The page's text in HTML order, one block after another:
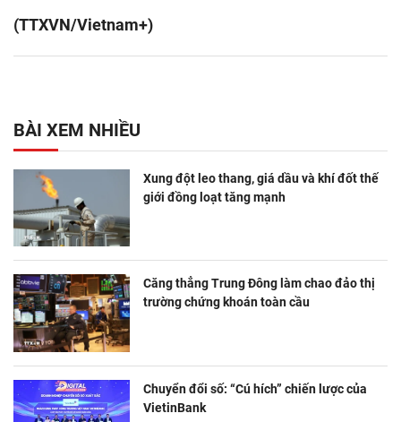
(TTXVN/Vietnam+)
BÀI XEM NHIỀU
Xung đột leo thang, giá dầu và khí đốt thế
giới đồng loạt tăng mạnh
Căng thẳng Trung Đông làm chao đảo thị
trường chứng khoán toàn cầu
Chuyển đổi số: “Cú hích” chiến lược của
VietinBank